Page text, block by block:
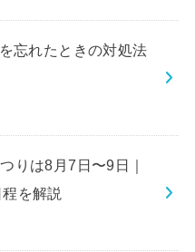
忘れたときの対処法
りは8月7日〜9日｜
を解説